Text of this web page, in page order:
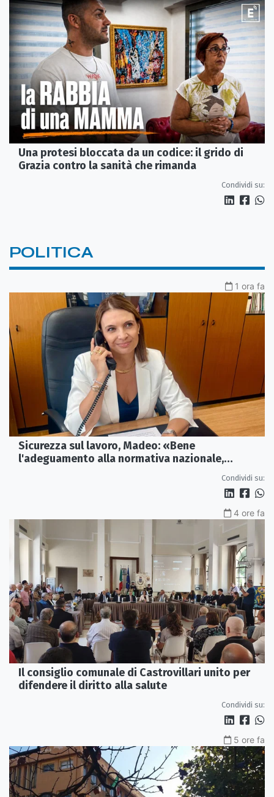
Una protesi bloccata da un codice: il grido di
Grazia contro la sanità che rimanda
Condividi su:
POLITICA
1 ora fa
Sicurezza sul lavoro, Madeo: «Bene
l'adeguamento alla normativa nazionale,
Condividi su:
4 ore fa
Il consiglio comunale di Castrovillari unito per
difendere il diritto alla salute
Condividi su:
5 ore fa